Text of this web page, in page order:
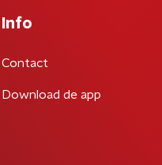
Info
Contact
Download de app